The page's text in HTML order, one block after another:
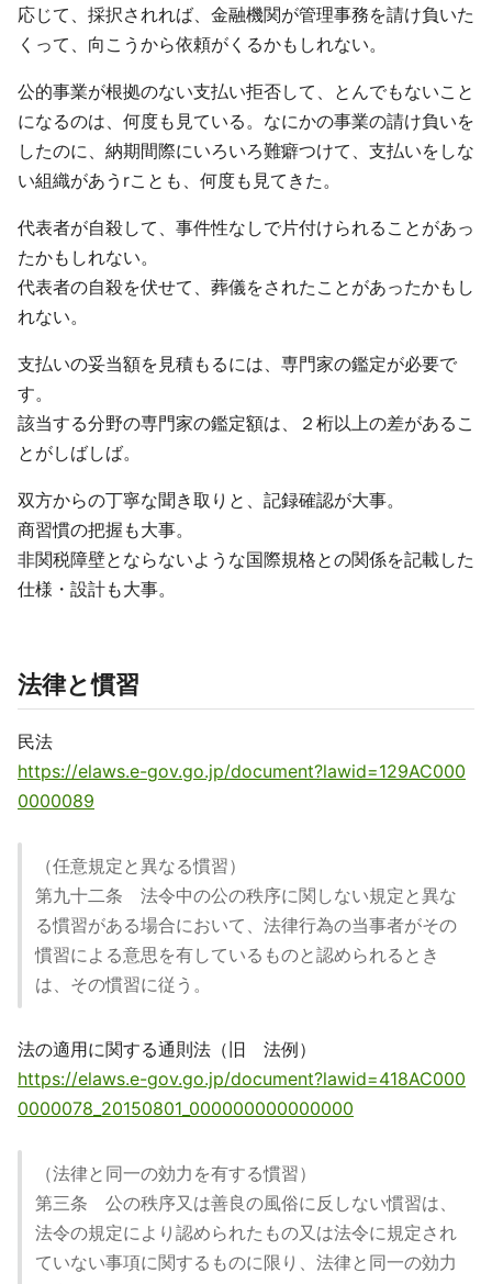
応じて、採択されれば、金融機関が管理事務を請け負いた
くって、向こうから依頼がくるかもしれない。
公的事業が根拠のない支払い拒否して、とんでもないこと
になるのは、何度も見ている。なにかの事業の請け負いを
したのに、納期間際にいろいろ難癖つけて、支払いをしな
い組織があうrことも、何度も見てきた。
代表者が自殺して、事件性なしで片付けられることがあっ
たかもしれない。
代表者の自殺を伏せて、葬儀をされたことがあったかもし
れない。
支払いの妥当額を見積もるには、専門家の鑑定が必要で
す。
該当する分野の専門家の鑑定額は、２桁以上の差があるこ
とがしばしば。
双方からの丁寧な聞き取りと、記録確認が大事。
商習慣の把握も大事。
非関税障壁とならないような国際規格との関係を記載した
仕様・設計も大事。
法律と慣習
民法
https://elaws.e-gov.go.jp/document?lawid=129AC000
0000089
（任意規定と異なる慣習）
第九十二条 法令中の公の秩序に関しない規定と異な
る慣習がある場合において、法律行為の当事者がその
慣習による意思を有しているものと認められるとき
は、その慣習に従う。
法の適用に関する通則法（旧 法例）
https://elaws.e-gov.go.jp/document?lawid=418AC000
0000078_20150801_000000000000000
（法律と同一の効力を有する慣習）
第三条 公の秩序又は善良の風俗に反しない慣習は、
法令の規定により認められたもの又は法令に規定され
ていない事項に関するものに限り、法律と同一の効力